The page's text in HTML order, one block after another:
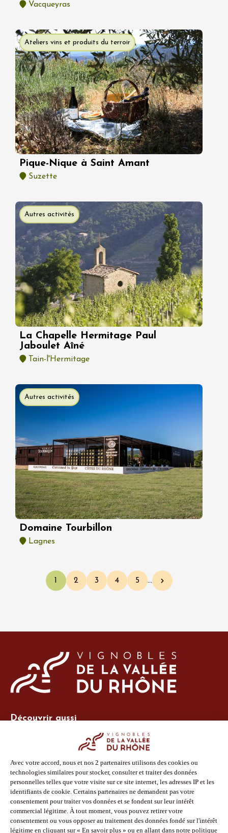
Vacqueyras
Ateliers vins et produits du terroir
Pique-Nique à Saint Amant
Suzette
Autres activités
La Chapelle Hermitage Paul
Jaboulet Aîné
Tain-l'Hermitage
Autres activités
Domaine Tourbillon
Lagnes
Pagination
Page courante
1 Page
2 Page
3 Page
4 Page
5 … Page suivante
Découvrir aussi
Espace adhérent
Espace presse
Phototèque
Suivez-nous
Facebook
Instagram
Pinterest